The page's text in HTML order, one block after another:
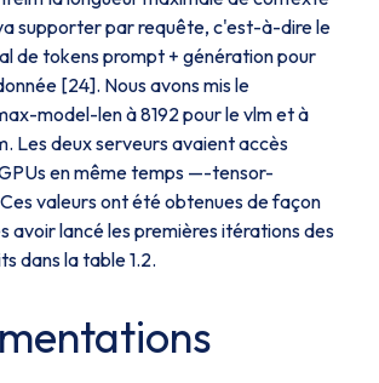
supporter par requête, c'est-à-dire le
de tokens prompt + génération pour
[24]. Nous avons mis le
model-len à 8192 pour le vlm et à
Les deux serveurs avaient accès
en même temps —-tensor-
valeurs ont été obtenues de façon
avoir lancé les premières itérations des
dans la table 1.2.